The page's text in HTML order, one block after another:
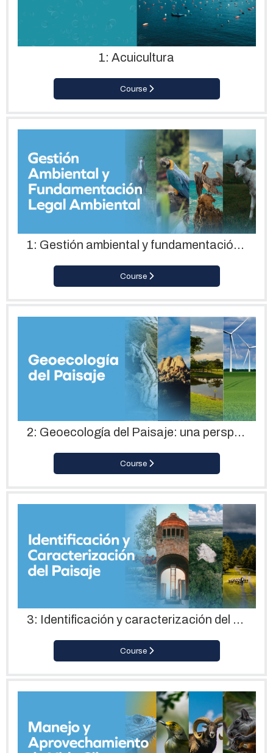
1: Acuicultura
Course
1: Gestión ambiental y fundamentación legal ambiental
Course
2: Geoecología del Paisaje: una perspectiva geográfica para la conservación de la naturaleza
Course
3: Identificación y caracterización del paisaje
Course